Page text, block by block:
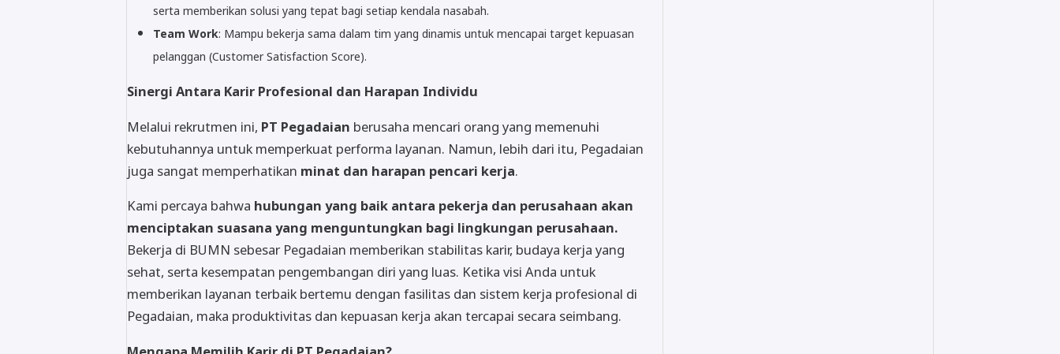
serta memberikan solusi yang tepat bagi setiap kendala nasabah.
Team Work: Mampu bekerja sama dalam tim yang dinamis untuk mencapai target kepuasan
pelanggan (Customer Satisfaction Score).
Sinergi Antara Karir Profesional dan Harapan Individu
Melalui rekrutmen ini, PT Pegadaian berusaha mencari orang yang memenuhi
kebutuhannya untuk memperkuat performa layanan. Namun, lebih dari itu, Pegadaian
juga sangat memperhatikan minat dan harapan pencari kerja.
Kami percaya bahwa hubungan yang baik antara pekerja dan perusahaan akan
menciptakan suasana yang menguntungkan bagi lingkungan perusahaan.
Bekerja di BUMN sebesar Pegadaian memberikan stabilitas karir, budaya kerja yang
sehat, serta kesempatan pengembangan diri yang luas. Ketika visi Anda untuk
memberikan layanan terbaik bertemu dengan fasilitas dan sistem kerja profesional di
Pegadaian, maka produktivitas dan kepuasan kerja akan tercapai secara seimbang.